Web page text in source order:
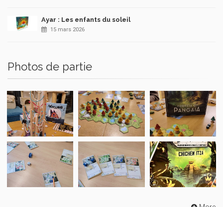
Ayar : Les enfants du soleil
15 mars 2026
Photos de partie